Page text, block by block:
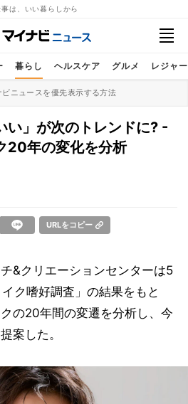
事は、いい暮らしから
暮らし ヘルスケア グルメ レジャー
ニュースを優先表示する方法
い」が次のトレンドに? -
20年の変化を分析
URLをコピー
&クリエーションセンターは5
ク嗜好調査」の結果をもと
の20年間の変遷を分析し、今
案した。